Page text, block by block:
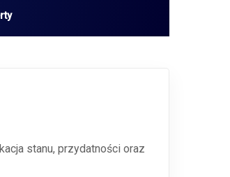
stanu, przydatności oraz